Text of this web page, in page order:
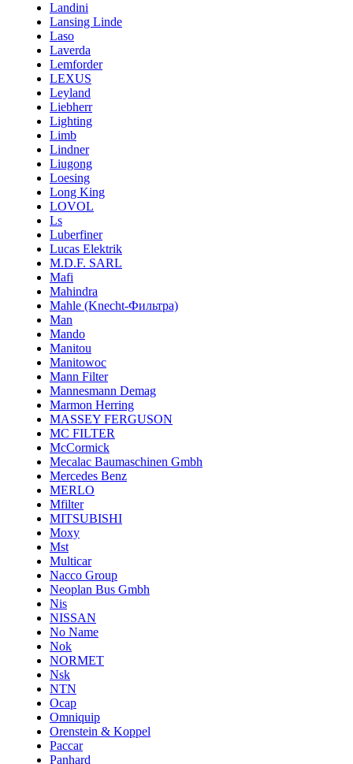
Landini
Lansing Linde
Laso
Laverda
Lemforder
LEXUS
Leyland
Liebherr
Lighting
Limb
Lindner
Liugong
Loesing
Long King
LOVOL
Ls
Luberfiner
Lucas Elektrik
M.D.F. SARL
Mafi
Mahindra
Mahle (Knecht-Фильтра)
Man
Mando
Manitou
Manitowoc
Mann Filter
Mannesmann Demag
Marmon Herring
MASSEY FERGUSON
MC FILTER
McCormick
Mecalac Baumaschinen Gmbh
Mercedes Benz
MERLO
Mfilter
MITSUBISHI
Moxy
Mst
Multicar
Nacco Group
Neoplan Bus Gmbh
Nis
NISSAN
No Name
Nok
NORMET
Nsk
NTN
Ocap
Omniquip
Orenstein & Koppel
Paccar
Panhard